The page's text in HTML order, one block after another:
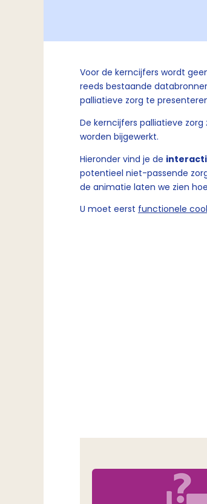
Voor de kerncijfers wordt
reeds bestaande
palliatieve zorg te
De kerncijfers palliatieve
worden bijgewerkt.
Hieronder vind je de
potentieel niet-passende
de animatie laten we zien
U moet eerst functionele